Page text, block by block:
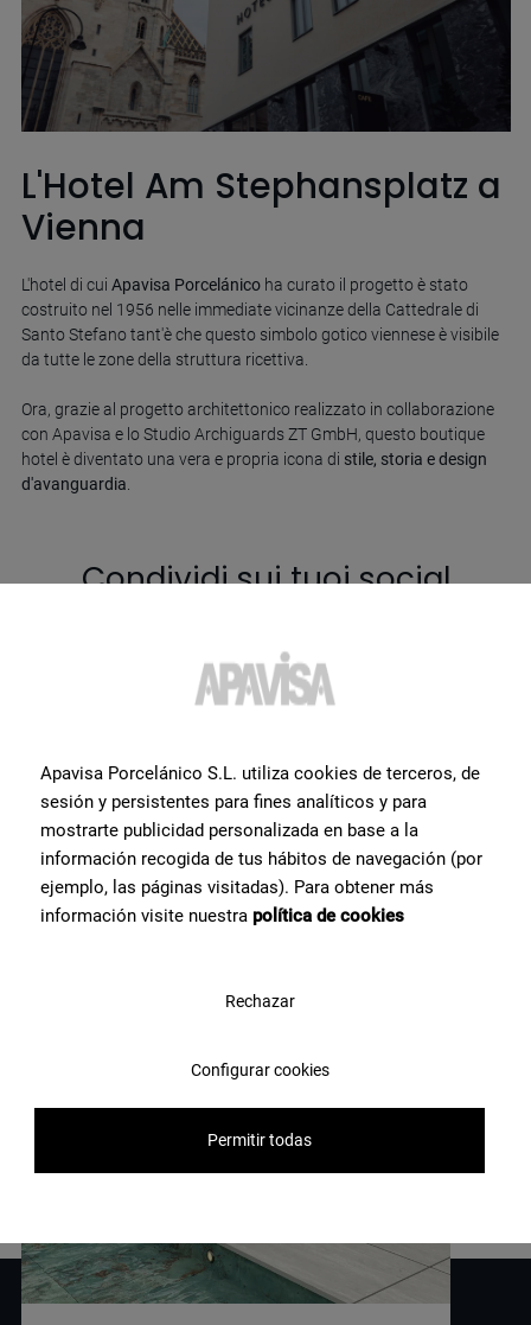
L'Hotel Am Stephansplatz a
Vienna
L'hotel di cui Apavisa Porcelánicoha curato il progetto è stato
costruito nel 1956 nelle immediate vicinanze della Cattedrale di
Santo Stefano tant'è che questo simbolo gotico viennese è visibile
da tutte le zone della struttura ricettiva.
Ora, grazie al progetto architettonico realizzato in collaborazione
con Apavisa e lo Studio Archiguards ZT GmbH, questo boutique
hotel è diventato una vera e propria icona di stile, storia e design
d'avanguardia
Condividi sui tuoi social
POST RECENTI
Scoprile ultime novitàin
fatto di prodotti e design.
Apavisa Porcelánico S.L. utiliza cookies de terceros, de
sesión y persistentes para fines analíticos y para
mostrarte publicidad personalizada en base a la
información recogida de tus hábitos de navegación (por
ejemplo, las páginas visitadas). Para obtener más
información visite nuestra política de cookies
Rechazar
Configurar cookies
Permitir todas